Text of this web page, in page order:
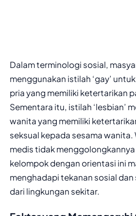
Dalam terminologi sosial,
menggunakan istilah ‘gay’
pria yang memiliki ketertarikan
Sementara itu, istilah ‘lesbian’
wanita yang memiliki
seksual kepada sesama wanita.
medis tidak
kelompok dengan orientasi ini
menghadapi tekanan sosial
dari lingkungan sekitar.